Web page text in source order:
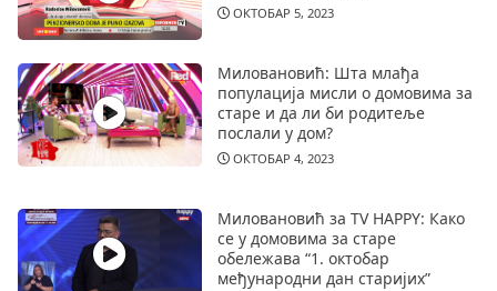
ОКТОБАР 5, 2023
Миловановић: Шта млађа
популација мисли о домовима за
старе и да ли би родитеље
послали у дом?
ОКТОБАР 4, 2023
Миловановић за TV HAPPY: Како
се у домовима за старе
обележава “1. октобар
међународни дан старијих”